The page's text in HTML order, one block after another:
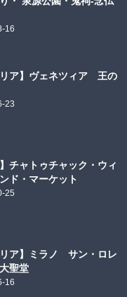
16
リア】ヴェネツィア 王の
23
】チャトゥチャック・ウィ
ド・マーケット
25
リア】ミラノ サン・ロレ
聖堂
16